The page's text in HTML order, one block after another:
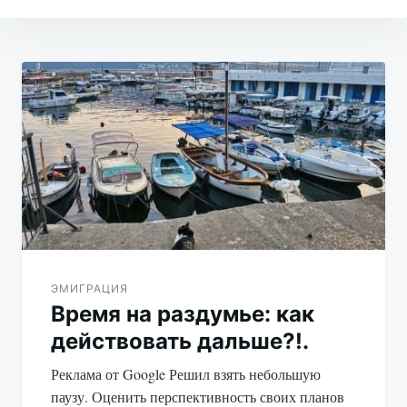
Навигация
по
записям
ЭМИГРАЦИЯ
Время на раздумье: как
действовать дальше?!.
Реклама от Google Решил взять небольшую
паузу. Оценить перспективность своих планов